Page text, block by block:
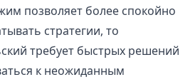
позволяет более спокойно
стратегии, то
требует быстрых решений
к неожиданным